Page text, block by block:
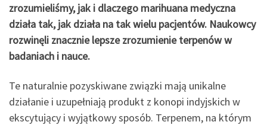
zrozumieliśmy, jak i dlaczego marihuana medyczna
działa tak, jak działa na tak wielu pacjentów. Naukowcy
rozwinęli znacznie lepsze zrozumienie terpenów w
badaniach i nauce.
Te naturalnie pozyskiwane związki mają unikalne
działanie i uzupełniają produkt z konopi indyjskich w
ekscytujący i wyjątkowy sposób. Terpenem, na którym